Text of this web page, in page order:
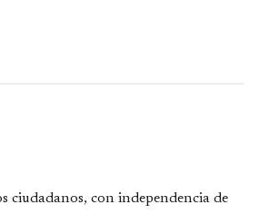
ciudadanos, con independencia de